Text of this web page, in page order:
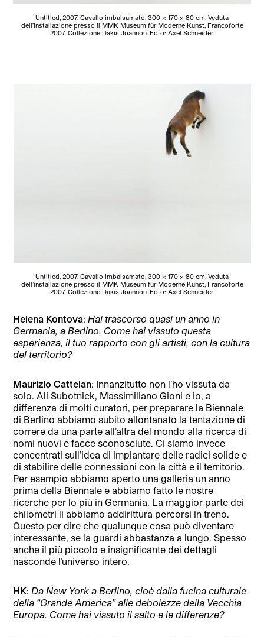
Untitled, 2007. Cavallo imbalsamato, 300 x 170 x 80 cm. Veduta
dell’installazione presso il MMK Museum für Moderne Kunst, Francoforte
2007. Collezione Dakis Joannou. Foto: Axel Schneider.
Untitled, 2007. Cavallo imbalsamato, 300 x 170 x 80 cm. Veduta
dell’installazione presso il MMK Museum für Moderne Kunst, Francoforte
2007. Collezione Dakis Joannou. Foto: Axel Schneider.
Helena Kontova: Hai trascorso quasi un anno in
Germania, a Berlino. Come hai vissuto questa
esperienza, il tuo rapporto con gli artisti, con la cultura
del territorio?
Maurizio Cattelan: Innanzitutto non l’ho vissuta da
solo. Ali Subotnick, Massimiliano Gioni e io, a
differenza di molti curatori, per preparare la Biennale
di Berlino abbiamo subito allontanato la tentazione di
correre da una parte all’altra del mondo alla ricerca di
nomi nuovi e facce sconosciute. Ci siamo invece
concentrati sull’idea di impiantare delle radici solide e
di stabilire delle connessioni con la città e il territorio.
Per esempio abbiamo aperto una galleria un anno
prima della Biennale e abbiamo fatto le nostre
ricerche per lo più in Germania. La maggior parte dei
chilometri li abbiamo addirittura percorsi in treno.
Questo per dire che qualunque cosa può diventare
interessante, se la guardi abbastanza a lungo. Spesso
anche il più piccolo e insignificante dei dettagli
nasconde l’universo intero.
HK: Da New York a Berlino, cioè dalla fucina culturale
della “Grande America” alle debolezze della Vecchia
Europa. Come hai vissuto il salto e le differenze?